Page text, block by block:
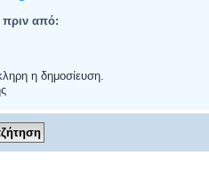
πριν από:
η δημοσίευση.